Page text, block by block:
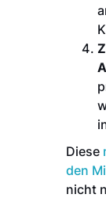
Diese
den
nicht